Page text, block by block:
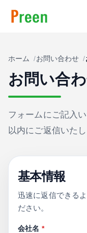
ホーム お問い合わせ
お問い合
フォームにご記入
以内にご返信いたし
基本情報
迅速に返信できる
ださい。
会社名 *